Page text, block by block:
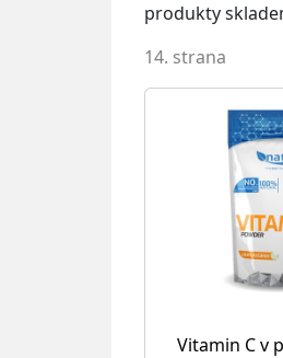
produkty
14. strana
Vitamin C v